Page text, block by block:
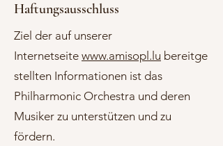
Haftungsausschluss
Ziel der auf unserer
Internetseite www.amisopl.lu bereitge
stellten Informationen ist das
Philharmonic Orchestra und deren
Musiker zu unterstützen und zu
fördern.